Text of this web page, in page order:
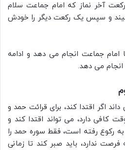
آخر نماز که امام جماعت سلام
و سپس یک رکعت دیگر را خودش
امام جماعت انجام می دهد و ادامه
انجام مى دهد.
اگر اقتدا کند، براى قرائت حمد و
کافی دارد، مى تواند اقتدا کند و
به رکوع رفته است، فقط سوره حمد را
فرصت ندارد، باید صبر کند تا زمانی